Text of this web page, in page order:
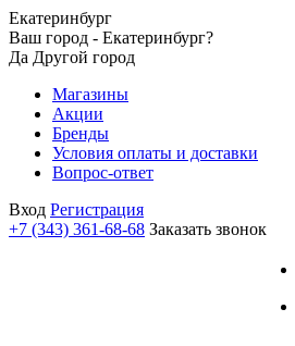
Екатеринбург
Ваш город - Екатеринбург?
Да Другой город
Магазины
Акции
Бренды
Условия оплаты и доставки
Вопрос-ответ
Вход Регистрация
+7 (343) 361-68-68 Заказать звонок